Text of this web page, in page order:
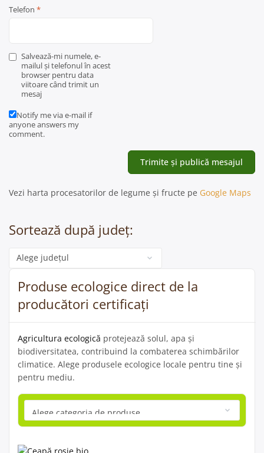
Telefon *
Salvează-mi numele, e-
mailul și telefonul în acest
browser pentru data
viitoare când trimit un
mesaj
Notify me via e-mail if
anyone answers my
comment.
Vezi harta procesatorilor de legume și fructe pe Google Maps
Sortează după județ:
Categorie
Produse ecologice direct de la
producători certificați
Agricultura ecologică protejează solul, apa și
biodiversitatea, contribuind la combaterea schimbărilor
climatice. Alege produsele ecologice locale pentru tine și
pentru mediu.